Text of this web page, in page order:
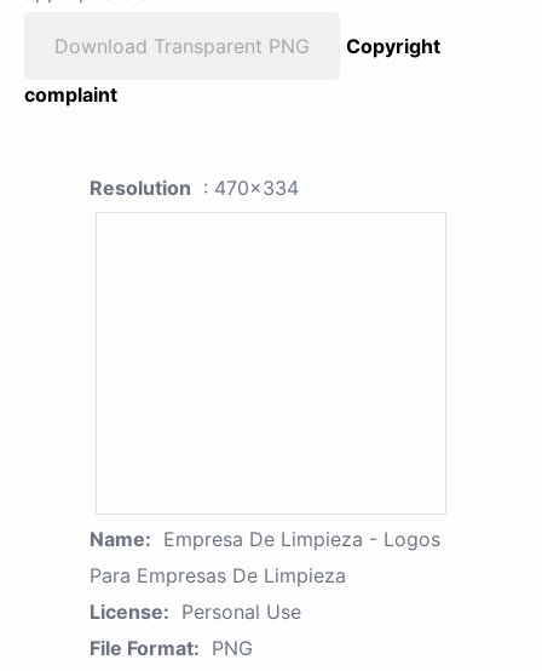
Download Transparent PNG
Copyright
complaint
Resolution : 470x334
Name: Empresa De Limpieza - Logos
Para Empresas De Limpieza
License: Personal Use
File Format: PNG